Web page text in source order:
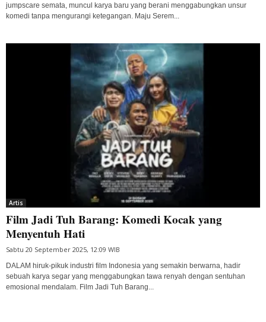
jumpscare semata, muncul karya baru yang berani menggabungkan unsur
komedi tanpa mengurangi ketegangan. Maju Serem...
Artis
Film Jadi Tuh Barang: Komedi Kocak yang
Menyentuh Hati
Sabtu 20 September 2025, 12:09 WIB
DALAM hiruk-pikuk industri film Indonesia yang semakin berwarna, hadir
sebuah karya segar yang menggabungkan tawa renyah dengan sentuhan
emosional mendalam. Film Jadi Tuh Barang...